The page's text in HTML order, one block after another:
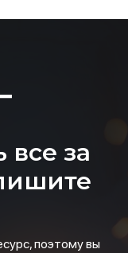
все за
поэтому вы